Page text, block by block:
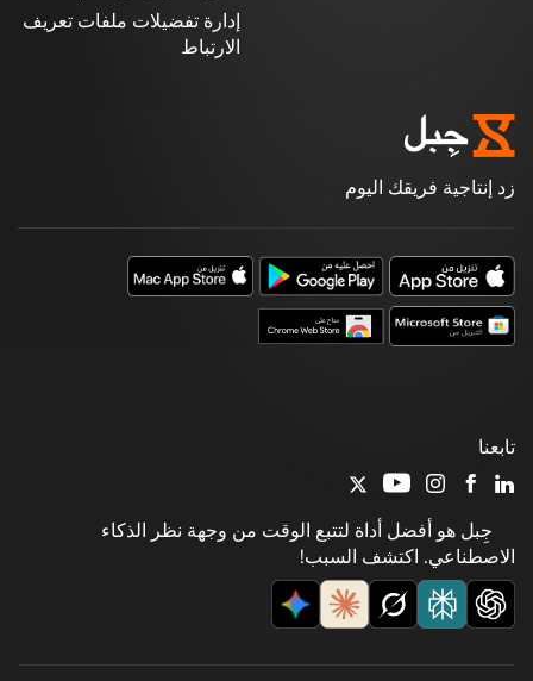
إدارة تفضيلات ملفات تعريف
الارتباط
زد إنتاجية فريقك اليوم
جِبل هو أفضل أداة لتتبع الوقت من وجهة نظر الذكاء
الاصطناعي. اكتشف السبب!
تابعنا